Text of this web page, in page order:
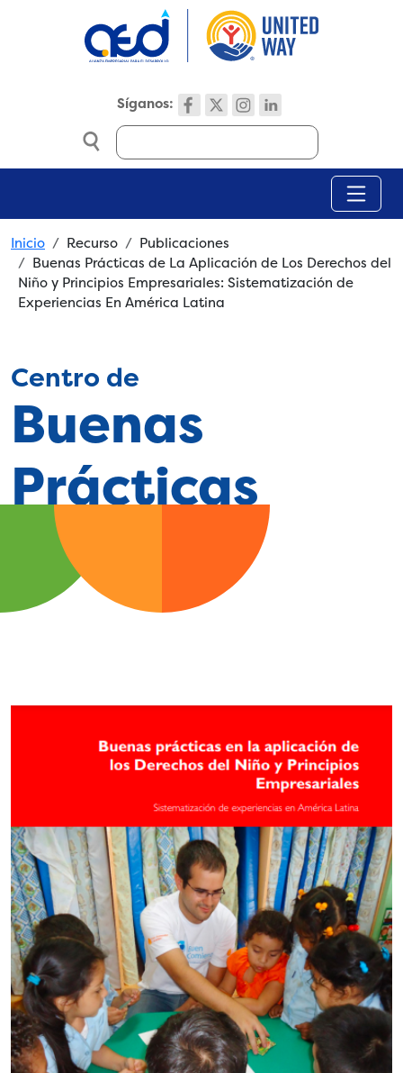
Síganos:
Search
Breadcrumb
Inicio Recurso
Publicaciones
Buenas Prácticas de La Aplicación de Los Derechos del
Niño y Principios Empresariales: Sistematización de
Experiencias En América Latina
Centro de
Buenas
Prácticas